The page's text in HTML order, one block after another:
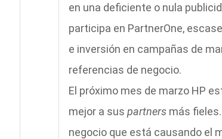
en una deficiente o nula
participa en PartnerOne,
e inversión en campañas de
referencias de negocio.
El próximo mes de marzo HP
mejor a sus partnersmás fieles.
negocio que está causando el